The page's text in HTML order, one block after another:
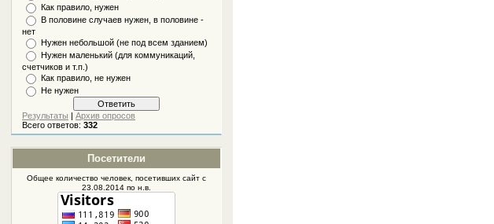
Как правило, нужен
В половине случаев нужен, в половине -
нет
Нужен небольшой (не под всем зданием)
Нужен маленький (для коммуникаций,
счетчиков и т.п.)
Как правило, не нужен
Не нужен
Результаты |Архив опросов
Всего ответов:332
Посетители
Общее количество человек, посетивших сайт с
23.08.2014 по н.в.